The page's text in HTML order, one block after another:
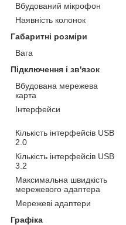
Вбудований мікрофон
Наявність колонок
Габаритні розміри
Вага
Підключення і зв'язок
Вбудована мережева
карта
Інтерфейси
Кількість інтерфейсів USB
2.0
Кількість інтерфейсів USB
3.2
Максимальна швидкість
мережевого адаптера
Мережеві адаптери
Графіка